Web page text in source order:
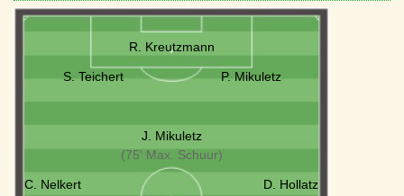
R. Kreutzmann
S. Teichert P. Mikuletz
J. Mikuletz
(75' Max. Schuur)
C. Nelkert D. Hollatz